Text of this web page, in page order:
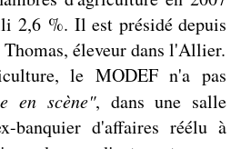
2,6 %. Il est présidé depuis
éleveur dans l'Allier.
le MODEF n'a pas
en scène", dans une salle
banquier d'affaires réélu à